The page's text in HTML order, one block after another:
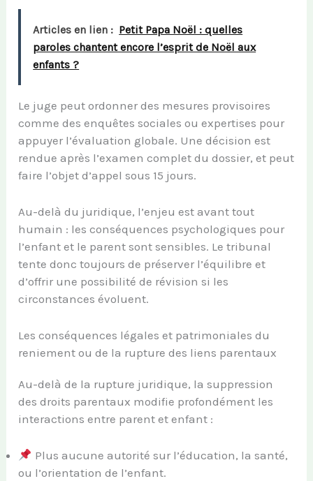
Articles en lien : Petit Papa Noël : quelles
paroles chantent encore l’esprit de Noël aux
enfants ?
Le juge peut ordonner des mesures provisoires
comme des enquêtes sociales ou expertises pour
appuyer l’évaluation globale. Une décision est
rendue après l’examen complet du dossier, et peut
faire l’objet d’appel sous 15 jours.
Au-delà du juridique, l’enjeu est avant tout
humain : les conséquences psychologiques pour
l’enfant et le parent sont sensibles. Le tribunal
tente donc toujours de préserver l’équilibre et
d’offrir une possibilité de révision si les
circonstances évoluent.
Les conséquences légales et patrimoniales du
reniement ou de la rupture des liens parentaux
Au-delà de la rupture juridique, la suppression
des droits parentaux modifie profondément les
interactions entre parent et enfant :
Plus aucune autorité sur l’éducation, la santé,
ou l’orientation de l’enfant.